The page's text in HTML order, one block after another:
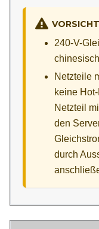
VORSICHT
240-V-
Netzteile
keine
Netzteil
den
durch